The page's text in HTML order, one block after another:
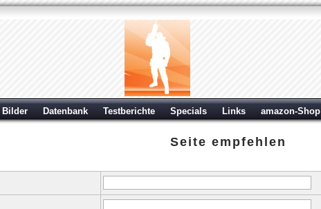
Bilder Datenbank Testberichte Specials Links amazon-Shop
Seite empfehlen